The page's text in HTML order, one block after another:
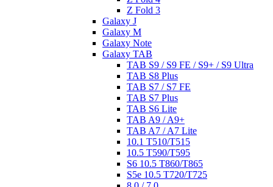
Z Fold 3
Galaxy J
Galaxy M
Galaxy Note
Galaxy TAB
TAB S9 / S9 FE / S9+ / S9 Ultra
TAB S8 Plus
TAB S7 / S7 FE
TAB S7 Plus
TAB S6 Lite
TAB A9 / A9+
TAB A7 / A7 Lite
10.1 T510/T515
10.5 T590/T595
S6 10.5 T860/T865
S5e 10.5 T720/T725